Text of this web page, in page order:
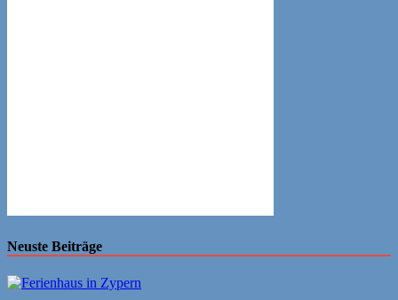
Neuste Beiträge